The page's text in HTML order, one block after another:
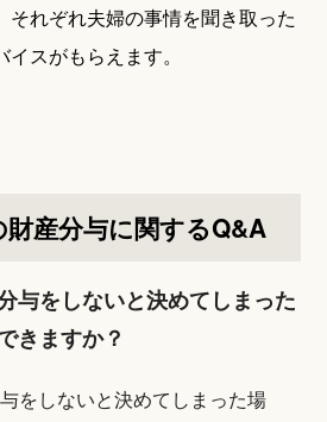
それぞれ夫婦の事情を聞き取った
スがもらえます。
産分与に関するQ&A
与をしないと決めてしまった
きますか？
をしないと決めてしまった場